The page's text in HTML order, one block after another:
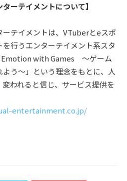
ーテイメントについて】
テイメントは、VTuberとeスポ
行うエンターテイメント系スタ
Emotion with Games ～ゲーム
う～」という理念をもとに、人
われると信じ、サービス提供を
entertainment.co.jp/